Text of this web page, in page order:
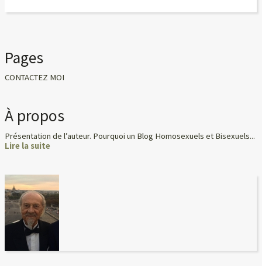
Pages
CONTACTEZ MOI
À propos
Présentation de l’auteur. Pourquoi un Blog Homosexuels et Bisexuels...
Lire la suite